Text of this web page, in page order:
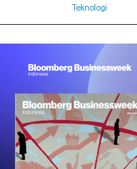
Teknologi